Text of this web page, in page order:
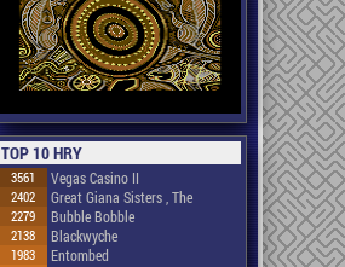
TOP 10 HRY
3561 Vegas Casino II
2402 Great Giana Sisters , The
2279 Bubble Bobble
2138 Blackwyche
1983 Entombed